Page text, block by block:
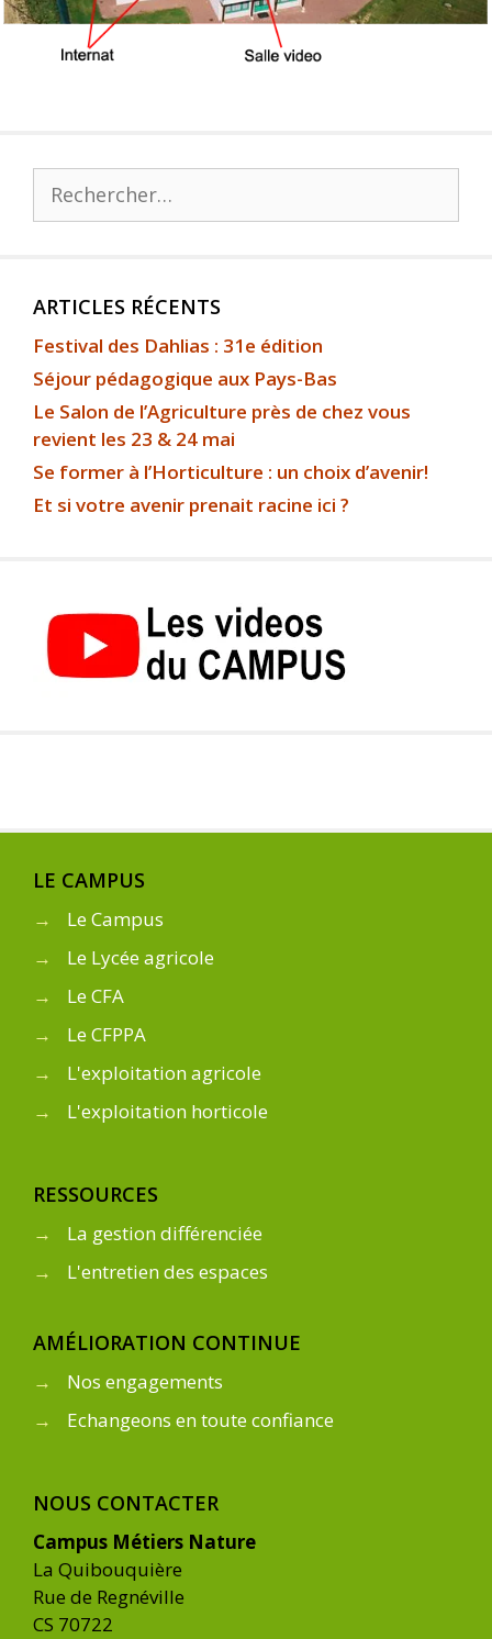
ARTICLES RÉCENTS
Festival des Dahlias : 31e édition
Séjour pédagogique aux Pays-Bas
Le Salon de l’Agriculture près de chez vous
revient les 23 & 24 mai
Se former à l’Horticulture : un choix d’avenir!
Et si votre avenir prenait racine ici ?
LE CAMPUS
→
Le Campus
→
Le Lycée agricole
→
Le CFA
→
Le CFPPA
→
L'exploitation agricole
→
L'exploitation horticole
RESSOURCES
→
La gestion différenciée
→
L'entretien des espaces
AMÉLIORATION CONTINUE
→
Nos engagements
→
Echangeons en toute confiance
NOUS CONTACTER
Campus Métiers Nature
La Quibouquière
Rue de Regnéville
CS 70722